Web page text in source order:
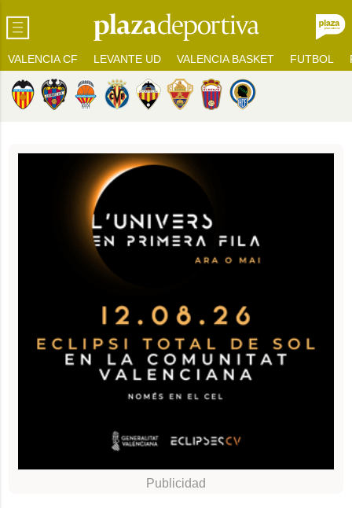
VALENCIA CF LEVANTE UD VALENCIA BASKET FUTBOL